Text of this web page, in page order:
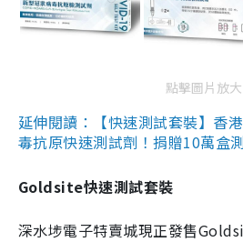
點擊圖片放大
延伸閱讀：【快速測試套裝】香
毒抗原快速測試劑！捐贈10萬盒
Goldsite快速測試套裝
深水埗電子特賣城現正發售